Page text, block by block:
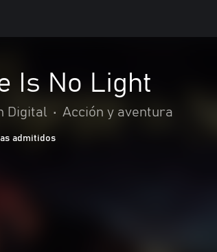
Is No Light
Digital • Acción y aventura
admitidos